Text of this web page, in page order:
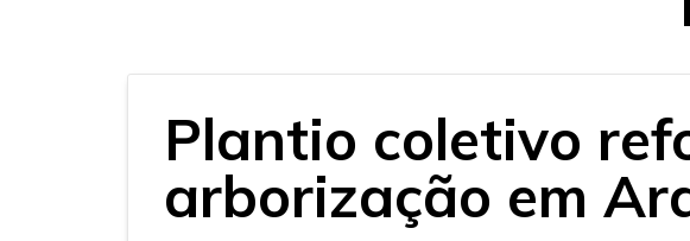
Plantio coletivo
arborização em